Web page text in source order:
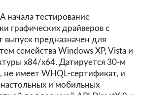
начала тестирование
графических драйверов с
предназначен для
семейства Windows XP, Vista и
х84/х64. Датируется 30-м
не имеет WHQL-сертификат, и
и мобильных